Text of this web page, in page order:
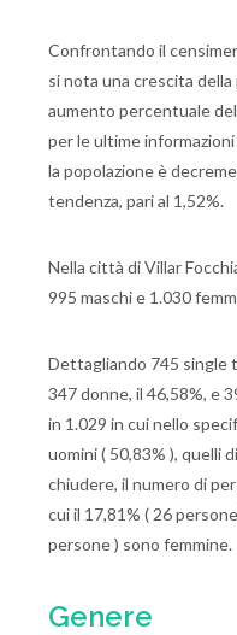
Confrontando il
si nota una crescita
aumento percentuale
per le ultime
la popolazione è
tendenza, pari al 1,52%.
Nella città di Villar
995 maschi e 1.030
Dettagliando 745 single
347 donne, il 46,58%, e
in 1.029 in cui nello
uomini ( 50,83% ), quelli
chiudere, il numero di
cui il 17,81% ( 26
persone ) sono femmine.
Genere